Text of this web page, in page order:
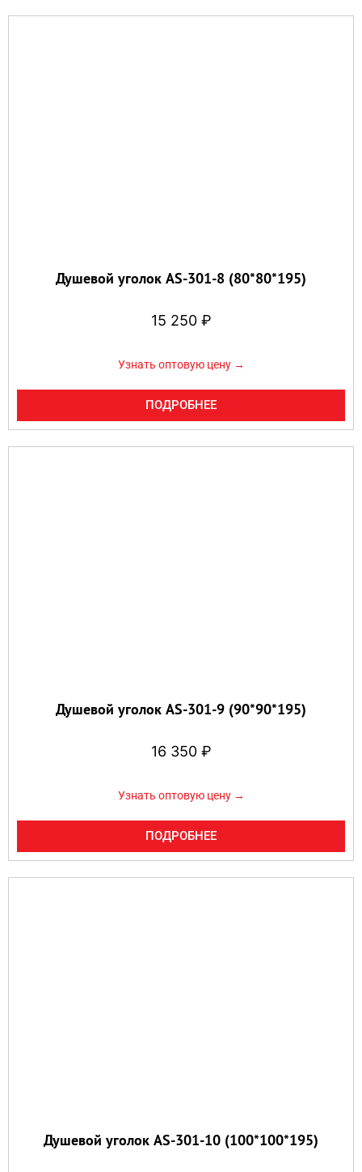
Душевой уголок AS-301-8 (80*80*195)
15 250 ₽
Узнать оптовую цену →
ПОДРОБНЕЕ
Душевой уголок AS-301-9 (90*90*195)
16 350 ₽
Узнать оптовую цену →
ПОДРОБНЕЕ
Душевой уголок AS-301-10 (100*100*195)